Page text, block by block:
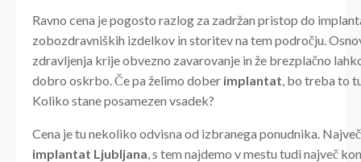
Ravno cena je pogosto razlog za zadržan pristop do
zobozdravniških izdelkov in storitev na tem področju.
zdravljenja krije obvezno zavarovanje in že brezplačno
dobro oskrbo. Če pa želimo dober implantat, bo treba to
Koliko stane posamezen vsadek?
Cena je tu nekoliko odvisna od izbranega ponudnika.
implantat Ljubljana, s tem najdemo v mestu tudi največ